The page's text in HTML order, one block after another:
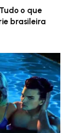
o que
brasileira